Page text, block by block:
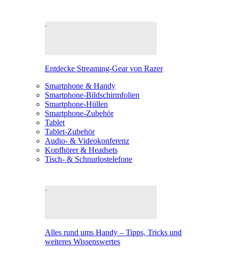
Entdecke Streaming-Gear von Razer
Smartphone & Handy
Smartphone-Bildschirmfolien
Smartphone-Hüllen
Smartphone-Zubehör
Tablet
Tablet-Zubehör
Audio- & Videokonferenz
Kopfhörer & Headsets
Tisch- & Schnurlostelefone
Alles rund ums Handy – Tipps, Tricks und
weiteres Wissenswertes